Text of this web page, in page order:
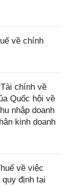
về chính
chính về
Quốc hội về
nhập doanh
kinh doanh
về việc
định tại